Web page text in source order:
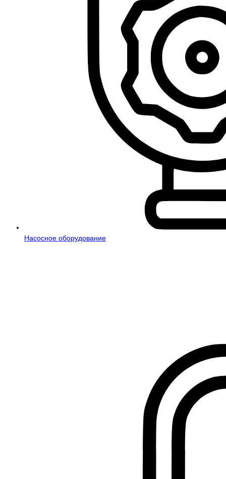
Насосное оборудование